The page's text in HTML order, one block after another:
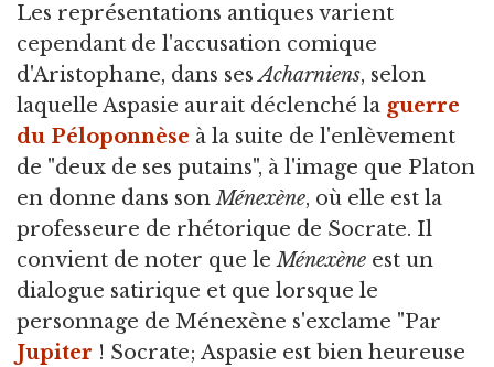
Les représentations antiques varient
cependant de l'accusation comique
d'Aristophane, dans sesAcharniens, selon
laquelle Aspasie aurait déclenché la guerre
du Péloponnèse à la suite de l'enlèvement
de "deux de ses putains", à l'image que Platon
en donne dans sonMénexène, où elle est la
professeure de rhétorique de Socrate. Il
convient de noter que leMénexène est un
dialogue satirique et que lorsque le
personnage de Ménexène s'exclame "Par
Jupiter ! Socrate; Aspasie est bien heureuse